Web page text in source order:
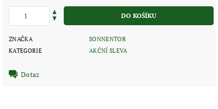
ZNAČKA
SONNENTOR
KATEGORIE
AKČNÍ SLEVA
Dotaz